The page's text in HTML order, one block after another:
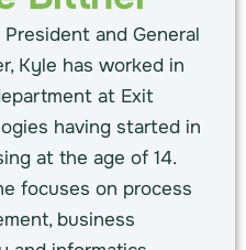
President and General
Kyle has worked in
at Exit
having started in
at the age of 14.
focuses on process
business